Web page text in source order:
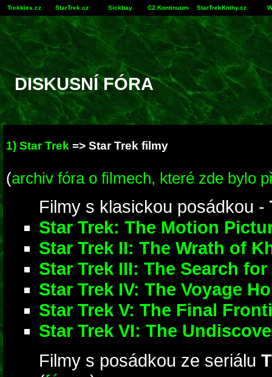
Trekkies.cz StarTrek.cz Sickbay CZ Kontinuum StarTrekKnihy.cz
DISKUSNÍ FÓRA
1) Star Trek => Star Trek filmy
(archiv fóra o filmech, které zde bylo
Filmy s klasickou posádkou -
Star Trek: The Motion
Star Trek II: The Wrath of
Star Trek III: The Search
Star Trek IV: The Voyage
Star Trek V: The Final
Star Trek VI: The
Filmy s posádkou ze seriálu